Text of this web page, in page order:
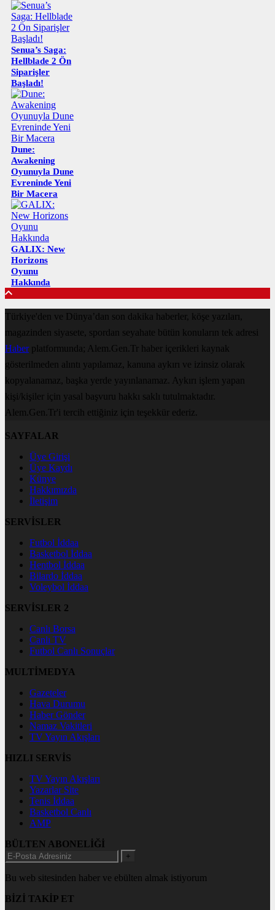
Senua’s Saga:
Hellblade 2 Ön
Siparişler
Başladı!
Dune:
Awakening
Oyunuyla Dune
Evreninde Yeni
Bir Macera
GALIX: New
Horizons
Oyunu
Hakkında
Türkiye'den ve Dünya’dan son dakika haberler, köşe yazıları,
magazinden siyasete, spordan seyahate bütün konuların tek adresi
Haberplatformunda; Alem.Gen.Tr haber içerikleri kaynak
gösterilmeden alıntı yapılamaz, kanuna aykırı ve izinsiz olarak
kopyalanamaz, başka yerde yayınlanamaz. Aykırı işlem yapan
kişi/kişiler için yasal başvuru hakkı saklı tutulmaktadır.
Alem.Gen.Tr'i tercih ettiğiniz için teşekkür ederiz.
SAYFALAR
Üye Girişi
Üye Kaydı
Künye
Hakkımızda
İletişim
SERVİSLER
Futbol İddaa
Basketbol İddaa
Hentbol İddaa
Bilardo İddaa
Voleybol İddaa
SERVİSLER 2
Canlı Borsa
Canlı TV
Futbol Canlı Sonuçlar
MULTİMEDYA
Gazeteler
Hava Durumu
Haber Gönder
Namaz Vakitleri
TV Yayın Akışları
HIZLI SERVİS
TV Yayın Akışları
Yazarlar Site
Tenis İddaa
Basketbol Canlı
AMP
BÜLTEN ABONELİĞİ
+
Bu web sitesinden haber ve ebülten almak istiyorum
BİZİ TAKİP ET